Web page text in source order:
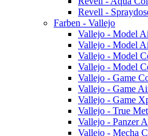
Revell -
Farben - Vallejo
Vallejo - Model
Vallejo - Model
Vallejo - Model
Vallejo - Model
Vallejo - Game
Vallejo - Game
Vallejo - Game
Vallejo - True
Vallejo - Panzer
Vallejo - Mecha